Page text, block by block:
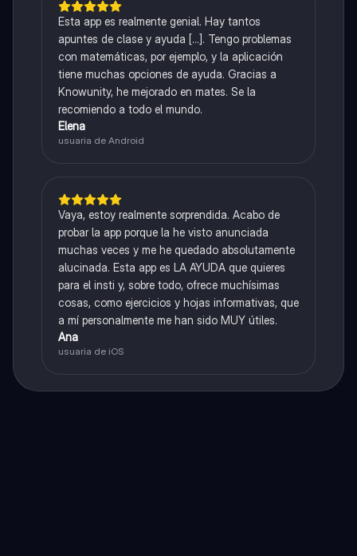
Esta app es realmente genial. Hay tantos
apuntes de clase y ayuda [...]. Tengo problemas
con matemáticas, por ejemplo, y la aplicación
tiene muchas opciones de ayuda. Gracias a
Knowunity, he mejorado en mates. Se la
recomiendo a todo el mundo.
Elena
usuaria de Android
Vaya, estoy realmente sorprendida. Acabo de
probar la app porque la he visto anunciada
muchas veces y me he quedado absolutamente
alucinada. Esta app es LA AYUDA que quieres
para el insti y, sobre todo, ofrece muchísimas
cosas, como ejercicios y hojas informativas, que
a mí personalmente me han sido MUY útiles.
Ana
usuaria de iOS